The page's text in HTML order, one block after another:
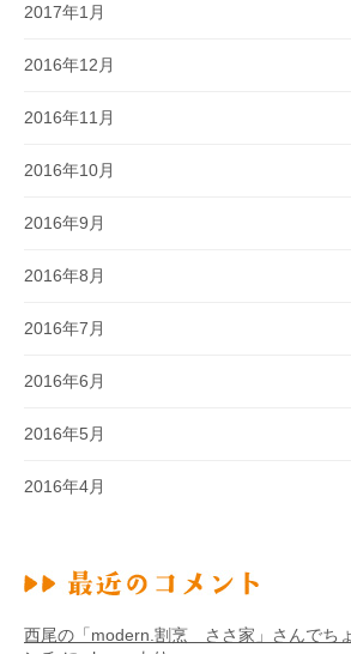
2017年1月
2016年12月
2016年11月
2016年10月
2016年9月
2016年8月
2016年7月
2016年6月
2016年5月
2016年4月
西尾の「modern.割烹 ささ家」さんでち